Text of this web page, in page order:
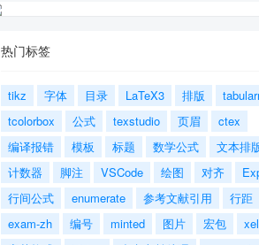
热门标签
tikz 字体 目录 LaTeX3 排版
tcolorbox
公式 texstudio 页眉
ctex
编译报错
模板 标题 数学公式
文本排
计数器
脚注 VSCode 绘图 对齐
行间公式
enumerate 参考文献引用
行距
exam-zh
编号 minted 图片 宏包